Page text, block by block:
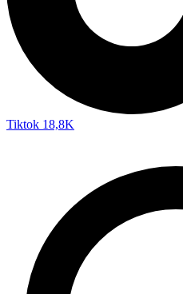
Tiktok 18,8K